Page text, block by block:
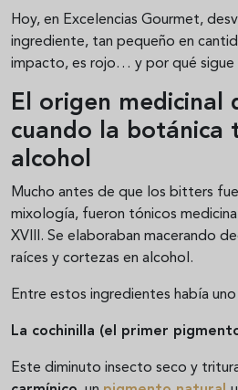
Hoy, en Excelencias Gourmet,
ingrediente, tan pequeño en
impacto, es rojo… y por qué sigue
El origen medicinal
cuando la botánica
alcohol
Mucho antes de que los bitters
mixología, fueron tónicos
XVIII. Se elaboraban macerando
raíces y cortezas en alcohol.
Entre estos ingredientes había
La cochinilla (el primer
Este diminuto insecto seco y